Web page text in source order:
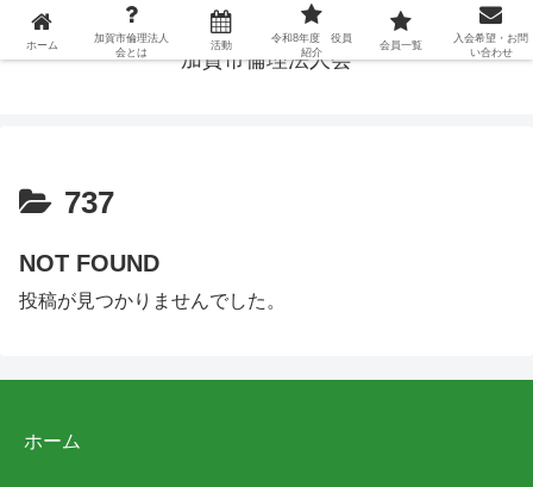
加賀市倫理法人会
737
NOT FOUND
投稿が見つかりませんでした。
ホーム
ホーム
加賀市倫理法人
会とは
活動
令和8年度 役員
紹介
会員一覧
入会希望・お問
い合わせ